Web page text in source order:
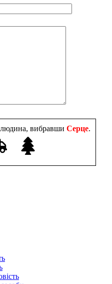
людина, вибравши Серце.